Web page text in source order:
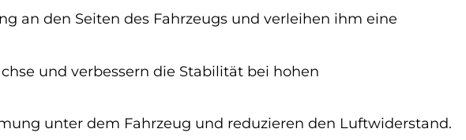
an den Seiten des Fahrzeugs und verleihen ihm eine
und verbessern die Stabilität bei hohen
unter dem Fahrzeug und reduzieren den Luftwiderstand.